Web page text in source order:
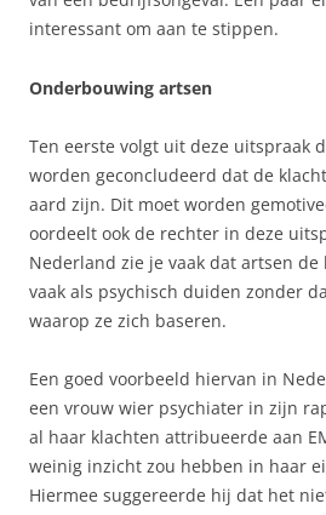
interessant om aan te stippen.
Onderbouwing artsen
Ten eerste volgt uit deze uitspraak
worden geconcludeerd dat de
aard zijn. Dit moet worden
oordeelt ook de rechter in deze
Nederland zie je vaak dat artsen de
vaak als psychisch duiden zonder
waarop ze zich baseren.
Een goed voorbeeld hiervan in
een vrouw wier psychiater in zijn
al haar klachten attribueerde aan
weinig inzicht zou hebben in haar
Hiermee suggereerde hij dat het